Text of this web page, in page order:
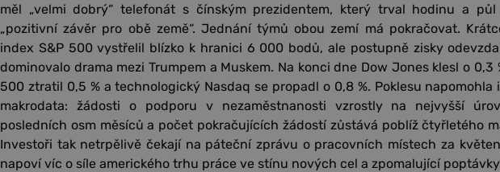
měl „velmi dobrý“ telefonát s čínským prezidentem, který trval hodinu a
„pozitivní závěr pro obě země“. Jednání týmů obou zemí má pokračovat.
index S&P 500 vystřelil blízko k hranici 6 000 bodů, ale postupně zisky
dominovalo drama mezi Trumpem a Muskem. Na konci dne Dow Jones klesl o 0,3
500 ztratil 0,5 % a technologický Nasdaq se propadl o 0,8 %. Poklesu napomohla
makrodata: žádosti o podporu v nezaměstnanosti vzrostly na nejvyšší
posledních osm měsíců a počet pokračujících žádostí zůstává poblíž čtyřletého
Investoři tak netrpělivě čekají na páteční zprávu o pracovních místech za
napoví víc o síle amerického trhu práce ve stínu nových cel a zpomalující